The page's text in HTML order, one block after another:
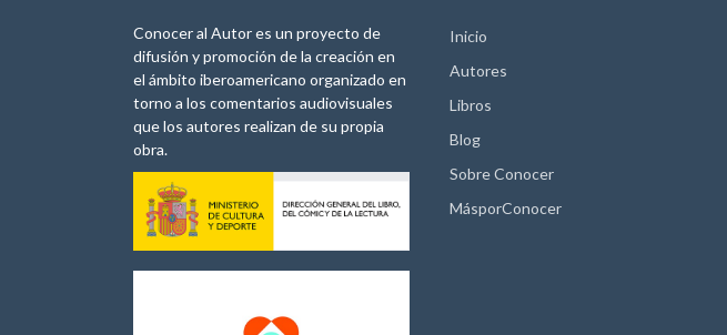
Conocer al Autor es un proyecto de
difusión y promoción de la creación en
el ámbito iberoamericano organizado en
torno a los comentarios audiovisuales
que los autores realizan de su propia
obra.
Inicio
Autores
Libros
Blog
Sobre Conocer
MásporConocer